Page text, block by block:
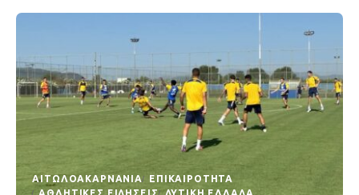
AΙΤΩΛΟΑΚΑΡΝΑΝΊΑ
EΠΙΚΑΙΡΌΤΗΤΑ